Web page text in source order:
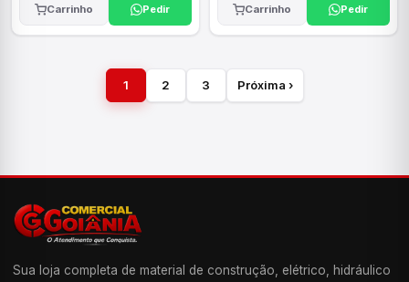
Carrinho Pedir Carrinho Pedir
1 2 3 Próxima ›
Sua loja completa de material de construção, elétrico, hidráulico